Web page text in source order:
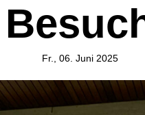
Fr., 06. Juni 2025